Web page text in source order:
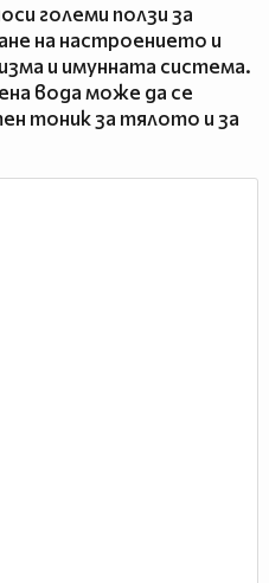
големи ползи за
на настроението и
и имунната система.
вода може да се
тоник за тялото и за